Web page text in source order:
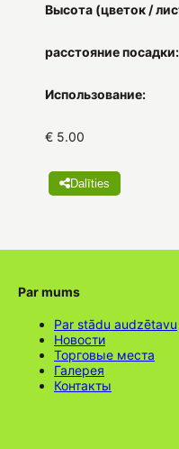
Высота (цветок /
расстояние посадки:
Использование:
€ 5.00
Dalīties
Par mums
Par stādu audzētavu
Новости
Торговые места
Галерея
Контакты